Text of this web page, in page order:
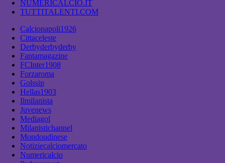
NUMERICALCIO.IT
TUTTITALENTI.COM
Calcionapoli1926
Cittaceleste
Derbyderbyderby
Fantamagazine
FCInter1908
Forzaroma
Golssip
Hellas1903
Ilmilanista
Juvenews
Mediagol
Milanistichannel
Mondoudinese
Notiziecalciomercato
Numericalcio